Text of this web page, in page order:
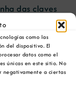
como las
del dispositivo. El
datos como el
únicas en este sitio. No
negativamente a ciertas
das claves
a
das
usuarios para